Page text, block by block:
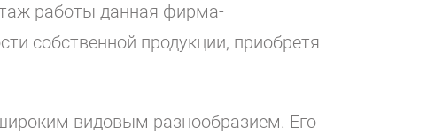
работы данная фирма-
собственной продукции, приобретя
видовым разнообразием. Его